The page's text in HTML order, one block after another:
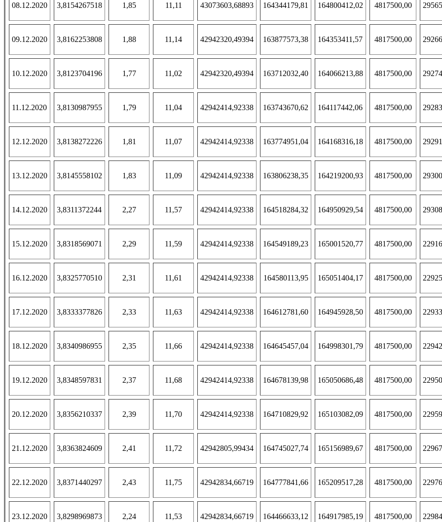
08.12.2020 3,8154267518 1,85 11,11 43073603,68893 164344179,81 164800412,02 4817500,00
09.12.2020 3,8162253808 1,88 11,14 42942320,49394 163877573,38 164353411,57 4817500,00
10.12.2020 3,8123704196 1,77 11,02 42942320,49394 163712032,40 164066213,88 4817500,00
11.12.2020 3,8130987955 1,79 11,04 42942414,92338 163743670,62 164117442,06 4817500,00
12.12.2020 3,8138272226 1,81 11,07 42942414,92338 163774951,04 164168316,18 4817500,00
13.12.2020 3,8145558102 1,83 11,09 42942414,92338 163806238,35 164219200,93 4817500,00
14.12.2020 3,8311372244 2,27 11,57 42942414,92338 164518284,32 164950929,54 4817500,00
15.12.2020 3,8318569071 2,29 11,59 42942414,92338 164549189,23 165001520,77 4817500,00
16.12.2020 3,8325770510 2,31 11,61 42942414,92338 164580113,95 165051404,17 4817500,00
17.12.2020 3,8333377826 2,33 11,63 42942414,92338 164612781,60 164945928,50 4817500,00
18.12.2020 3,8340986955 2,35 11,66 42942414,92338 164645457,04 164998301,79 4817500,00
19.12.2020 3,8348597831 2,37 11,68 42942414,92338 164678139,98 165050686,48 4817500,00
20.12.2020 3,8356210337 2,39 11,70 42942414,92338 164710829,92 165103082,09 4817500,00
21.12.2020 3,8363824609 2,41 11,72 42942805,99434 164745027,74 165156989,67 4817500,00
22.12.2020 3,8371440297 2,43 11,75 42942834,66719 164777841,66 165209517,28 4817500,00
23.12.2020 3,8298969873 2,24 11,53 42942834,66719 164466633,12 164917985,19 4817500,00